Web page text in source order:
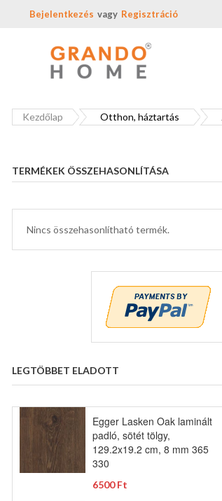
Bejelentkezés Regisztráció
Kezdőlap Otthon, háztartás
TERMÉKEK ÖSSZEHASONLÍTÁSA
Nincs összehasonlítható termék.
LEGTÖBBET ELADOTT
Egger Lasken Oak laminált
padló, sötét tölgy,
129.2x19.2 cm, 8 mm 365
330
6500 Ft